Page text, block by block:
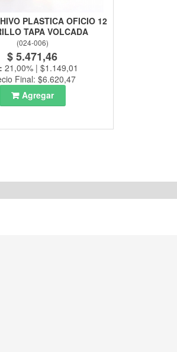
PLASTICA OFICIO 12
TAPA VOLCADA
(024-006)
$ 5.471,46
21,00% | $1.149,01
Final: $6.620,47
Agregar